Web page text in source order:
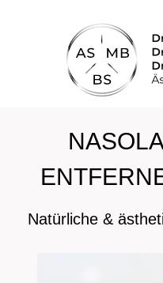
Natürliche &